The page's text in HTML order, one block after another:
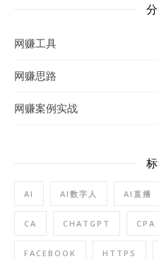
网赚工具
网赚思路
网赚案例实战
AI AI数字人 AI直播
CA CHATGPT CPA
FACEBOOK HTTPS